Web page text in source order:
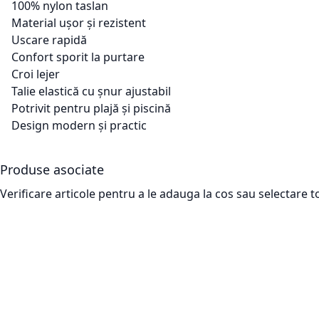
100% nylon taslan
Material ușor și rezistent
Uscare rapidă
Confort sporit la purtare
Croi lejer
Talie elastică cu șnur ajustabil
Potrivit pentru plajă și piscină
Design modern și practic
Produse asociate
Verificare articole pentru a le adauga la cos sau selectare